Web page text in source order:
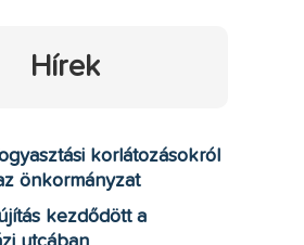
Hírek
korlátozásokról
önkormányzat
kezdődött a